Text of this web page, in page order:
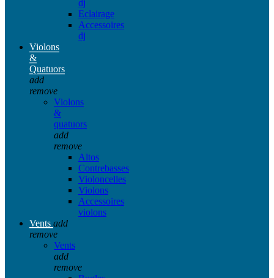
dj
Eclairage
Accessoires
dj
Violons
&
Quatuors
add
remove
Violons
&
quatuors
add
remove
Altos
Contrebasses
Violoncelles
Violons
Accessoires
violons
Vents add
remove
Vents
add
remove